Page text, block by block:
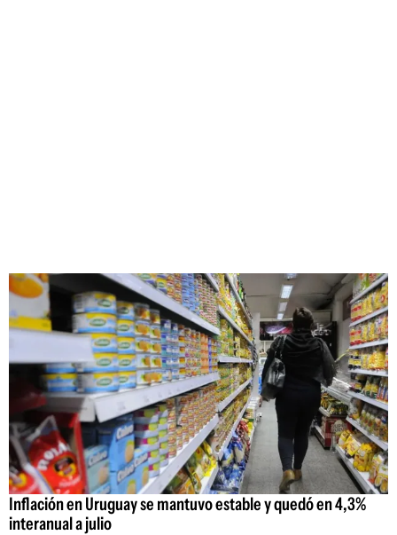
Inflación en Uruguay se mantuvo estable y quedó en 4,3%
interanual a julio